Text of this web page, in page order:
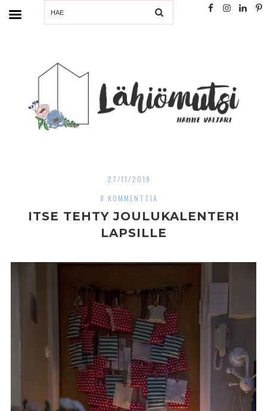
SEARCH
27/11/2019
8 KOMMENTTIA
ITSE TEHTY JOULUKALENTERI
LAPSILLE